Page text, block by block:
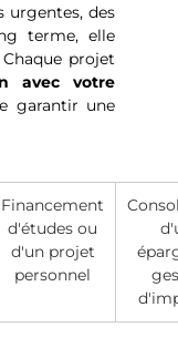
urgentes, des
terme, elle
projet
avec votre
garantir une
Financement
d'études ou
d'un projet
personnel